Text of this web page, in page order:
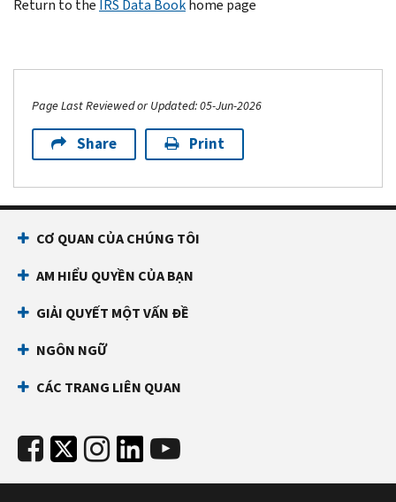
Return to the IRS Data Bookhome page
Page Last Reviewed or Updated: 05-Jun-2026
Share Print
CƠ QUAN CỦA CHÚNG TÔI
AM HIỂU QUYỀN CỦA BẠN
GIẢI QUYẾT MỘT VẤN ĐỀ
NGÔN NGỮ
CÁC TRANG LIÊN QUAN